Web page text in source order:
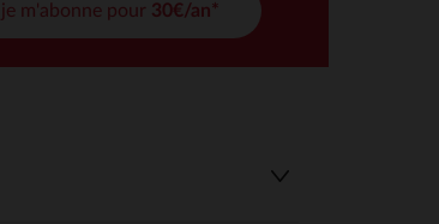
je m'abonne pour 30€/an*